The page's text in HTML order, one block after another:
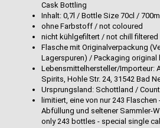
Cask Bottling
Inhalt: 0,7l / Bottle Size 70cl / 700ml
ohne Farbstoff / not coloured
nicht kühlgefiltert / not chill filtered
Flasche mit Originalverpackung
Lagerspuren) / Packaging
Lebensmittelhersteller/Importeur:
Spirits, Hohle Str. 24, 31542 Bad
Ursprungsland: Schottland /
limitiert, eine von nur 243
Abfüllung und seltener Sammler-
only 243 bottles - special single